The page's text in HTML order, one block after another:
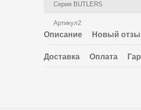
Серия BUTLERS
Артикул2
Описание Новый
Доставка Оплата